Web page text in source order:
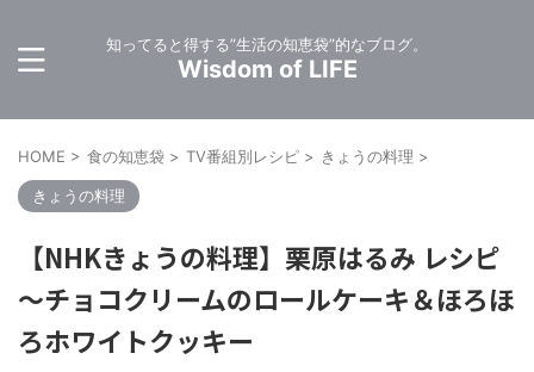
知ってると得する”生活の知恵袋”的なブログ。
Wisdom of LIFE
HOME > 食の知恵袋 > TV番組別レシピ > きょうの料理 >
きょうの料理
【NHKきょうの料理】栗原はるみ レシピ
～チョコクリームのロールケーキ＆ほろほ
ろホワイトクッキー